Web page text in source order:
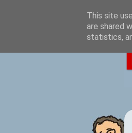
This site
are shared
statistics,